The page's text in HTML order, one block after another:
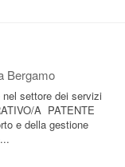
Bergamo
settore dei servizi
A  PATENTE
e della gestione